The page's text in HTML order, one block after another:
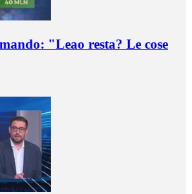
"Leao resta? Le cose